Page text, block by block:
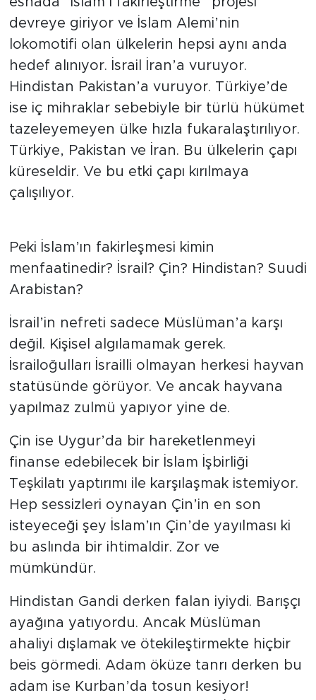
devreye giriyor ve İslam Alemi’nin
lokomotifi olan ülkelerin hepsi aynı anda
hedef alınıyor. İsrail İran’a vuruyor.
Hindistan Pakistan’a vuruyor. Türkiye’de
ise iç mihraklar sebebiyle bir türlü hükümet
tazeleyemeyen ülke hızla fukaralaştırılıyor.
Türkiye, Pakistan ve İran. Bu ülkelerin çapı
küreseldir. Ve bu etki çapı kırılmaya
çalışılıyor.
Peki İslam’ın fakirleşmesi kimin
menfaatinedir? İsrail? Çin? Hindistan? Suudi
Arabistan?
İsrail’in nefreti sadece Müslüman’a karşı
değil. Kişisel algılamamak gerek.
İsrailoğulları İsrailli olmayan herkesi hayvan
statüsünde görüyor. Ve ancak hayvana
yapılmaz zulmü yapıyor yine de.
Çin ise Uygur’da bir hareketlenmeyi
finanse edebilecek bir İslam İşbirliği
Teşkilatı yaptırımı ile karşılaşmak istemiyor.
Hep sessizleri oynayan Çin’in en son
isteyeceği şey İslam’ın Çin’de yayılması ki
bu aslında bir ihtimaldir. Zor ve
mümkündür.
Hindistan Gandi derken falan iyiydi. Barışçı
ayağına yatıyordu. Ancak Müslüman
ahaliyi dışlamak ve ötekileştirmekte hiçbir
beis görmedi. Adam öküze tanrı derken bu
adam ise Kurban’da tosun kesiyor!